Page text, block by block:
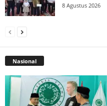
8 Agustus 2026
Nasional